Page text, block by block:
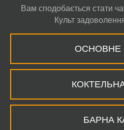
Вам сподобається стати
Культ
БАРНА